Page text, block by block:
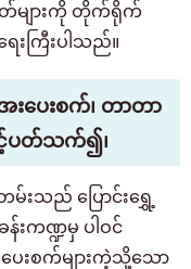
များကို တိုက်ရိုက်
ကြီးပါသည်။
းပေးစက်၊ တာတာ
င့်ပတ်သက်၍၊
းသည် ပြောင်းရွှေ့
းကဏ္ဍမှ ပါဝင်
ပေးစက်များကဲ့သို့သော